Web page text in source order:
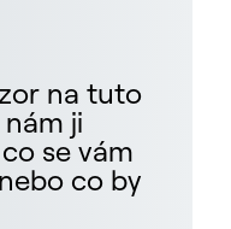
na tuto
ji
se vám
co by